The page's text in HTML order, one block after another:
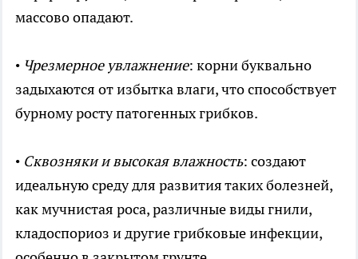
массово опадают.
• Чрезмерное увлажнение: корни буквально
задыхаются от избытка влаги, что способствует
бурному росту патогенных грибков.
• Сквозняки и высокая влажность: создают
идеальную среду для развития таких болезней,
как мучнистая роса, различные виды гнили,
кладоспориоз и другие грибковые инфекции,